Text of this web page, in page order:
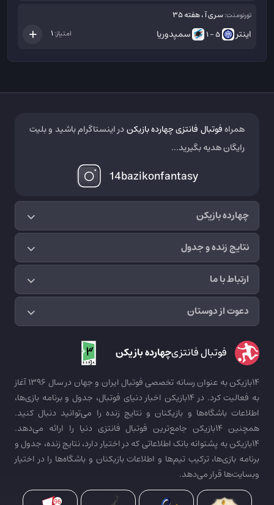
تورنومنت:سری آ ، هفته 35
اینتر 5 - 1 سمپدوریا امتیاز:1
چهارده بازیکن
نتایج زنده و جدول
ارتباط با ما
دعوت از دوستان
همراهفوتبال فانتزی چهارده بازیکندر اینستاگرام باشید و بلیت
رایگان هدیه بگیرید...
14bazikonfantasy
فوتبال فانتزیچهارده بازیکن
14بازیکن به عنوان رسانه تخصصی فوتبال ایران و جهان در سال 1396 آغاز
به فعالیت کرد. در 14بازیکن اخبار دنیای فوتبال، جدول و برنامه بازی‌ها،
اطلاعات باشگاه‌ها و بازیکنان و نتایج زنده را می‌توانید دنبال کنید.
همچنین 14بازیکن جامع‌ترین فوتبال فانتزی دنیا را ارائه می‌دهد.
14بازیکن به پشتوانه بانک اطلاعاتی که در اختیار دارد، نتایج زنده، جدول و
برنامه بازی‌ها، ترکیب تیم‌ها و اطلاعات بازیکنان و باشگاه‌ها را در اختیار
وبسایت‌ها قرار می‌دهد.